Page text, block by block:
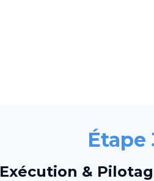
Étape
Exécution &